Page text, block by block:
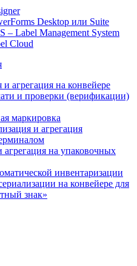
Desktop или Suite
– Label Management System
Cloud
агрегация на конвейере
и проверки (верификации)
маркировка
и агрегация
на упаковочных
инвентаризации
на конвейере для
знак»